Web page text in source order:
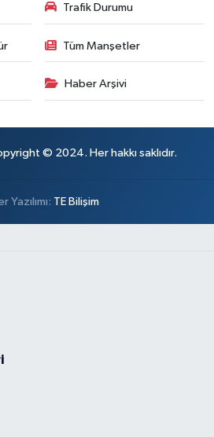
Trafik Durumu
Tüm Manşetler
Haber Arşivi
© 2024. Her hakkı saklıdır.
Yazılımı: TE Bilişim